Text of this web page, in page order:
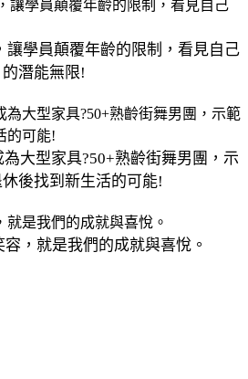
讓學員顛覆年齡的限制，看見自己
的潛能無限!
大型家具?50+熟齡街舞男團，示
後找到新生活的可能!
，就是我們的成就與喜悅。